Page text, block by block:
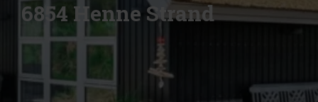
6854 Henne Strand